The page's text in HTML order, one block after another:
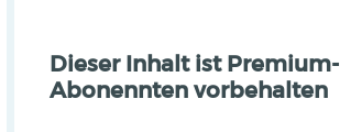
Dieser Inhalt ist Premium-
Abonennten vorbehalten